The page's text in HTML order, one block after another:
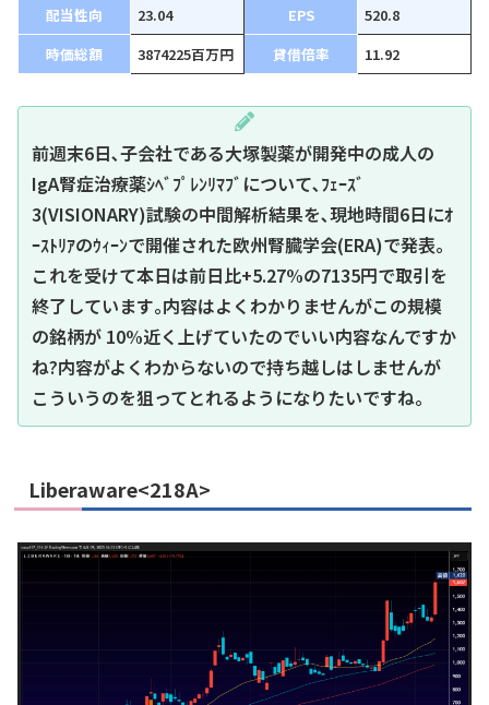
配当性向
23.04 EPS
520.8
時価総額
3874225百万円 貸借倍率 11.92
前週末6日､子会社である大塚製薬が開発中の成人の
IgA腎症治療薬ｼﾍﾞﾌﾟﾚﾝﾘﾏﾌﾞについて､ﾌｪｰｽﾞ
3(VISIONARY)試験の中間解析結果を､現地時間6日にｵ
ｰｽﾄﾘｱのｳｨｰﾝで開催された欧州腎臓学会(ERA)で発表｡
これを受けて本日は前日比+5.27%の7135円で取引を
終了しています｡内容はよくわかりませんがこの規模
の銘柄が 10%近く上げていたのでいい内容なんですか
ね?内容がよくわからないので持ち越しはしませんが
こういうのを狙ってとれるようになりたいですね｡
Liberaware<218A>